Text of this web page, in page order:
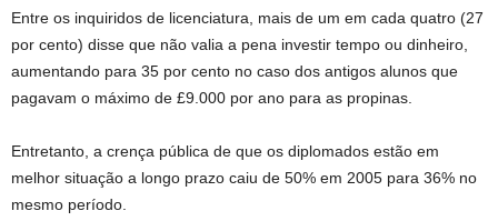
Entre os inquiridos de licenciatura, mais de um em cada quatro (27
por cento) disse que não valia a pena investir tempo ou dinheiro,
aumentando para 35 por cento no caso dos antigos alunos que
pagavam o máximo de £9.000 por ano para as propinas.
Entretanto, a crença pública de que os diplomados estão em
melhor situação a longo prazo caiu de 50% em 2005 para 36% no
mesmo período.